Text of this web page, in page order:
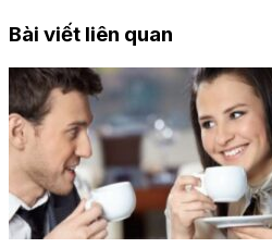
Bài viết liên quan